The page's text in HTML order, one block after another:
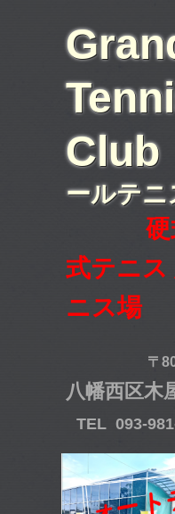
ールテ
式テニス
ニス場
〒807-
八幡西区木
TEL 093-